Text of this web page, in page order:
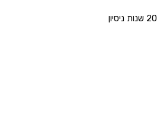
20 שנות ניסיון